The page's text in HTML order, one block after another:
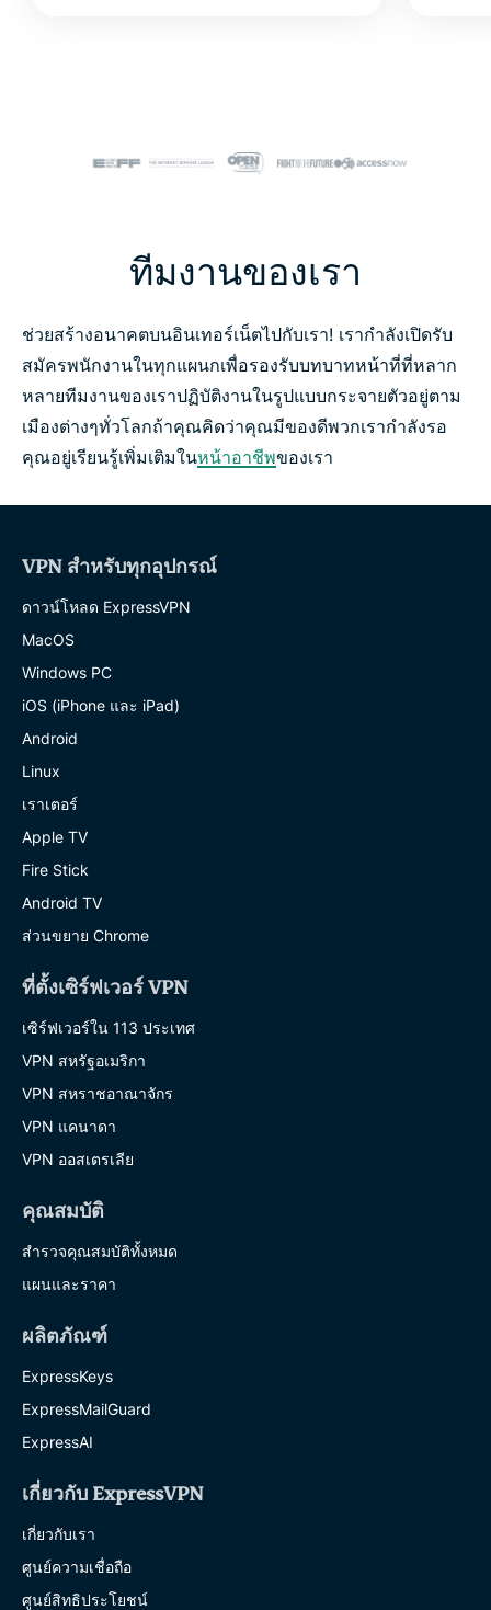
ทีมงานของเรา
ช่วยสร้างอนาคตบนอินเทอร์เน็ตไปกับเรา! เรากำลังเปิดรับ
สมัครพนักงานในทุกแผนกเพื่อรองรับบทบาทหน้าที่ที่หลาก
หลายทีมงานของเราปฏิบัติงานในรูปแบบกระจายตัวอยู่ตาม
เมืองต่างๆทั่วโลกถ้าคุณคิดว่าคุณมีของดีพวกเรากำลังรอ
คุณอยู่เรียนรู้เพิ่มเติมในหน้าอาชีพของเรา
VPN สำหรับทุกอุปกรณ์
ดาวน์โหลด ExpressVPN
MacOS
Windows PC
iOS (iPhone และ iPad)
Android
Linux
เราเตอร์
Apple TV
Fire Stick
Android TV
ส่วนขยาย Chrome
ที่ตั้งเซิร์ฟเวอร์ VPN
เซิร์ฟเวอร์ใน 113 ประเทศ
VPN สหรัฐอเมริกา
VPN สหราชอาณาจักร
VPN แคนาดา
VPN ออสเตรเลีย
คุณสมบัติ
สำรวจคุณสมบัติทั้งหมด
แผนและราคา
ผลิตภัณฑ์
ExpressKeys
ExpressMailGuard
ExpressAI
เกี่ยวกับ ExpressVPN
เกี่ยวกับเรา
ศูนย์ความเชื่อถือ
ศูนย์สิทธิประโยชน์